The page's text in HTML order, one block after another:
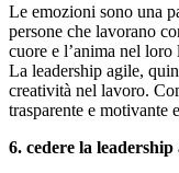
Le emozioni sono una
persone che lavorano
cuore e l’anima nel
La leadership agile,
creatività nel lavoro.
trasparente e motivante
6. cedere la leadership